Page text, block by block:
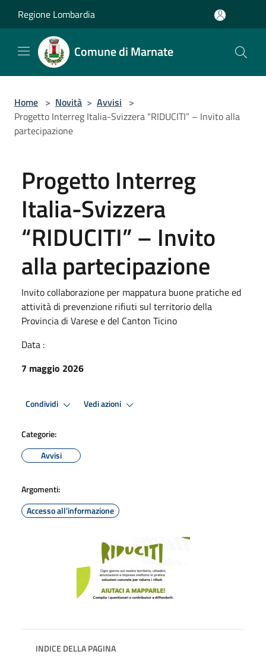
Regione Lombardia
Comune di Marnate
Home > Novità > Avvisi >
Progetto Interreg Italia-Svizzera “RIDUCITI” – Invito alla
partecipazione
Progetto Interreg
Italia-Svizzera
“RIDUCITI” – Invito
alla partecipazione
Invito collaborazione per mappatura buone pratiche ed
attività di prevenzione rifiuti sul territorio della
Provincia di Varese e del Canton Ticino
Data :
7 maggio 2026
Condividi Vedi azioni
Categorie:
Avvisi
Argomenti:
Accesso all'informazione
INDICE DELLA PAGINA